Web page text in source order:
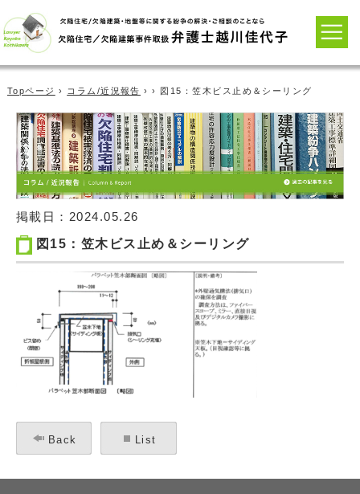
Topページ › コラム/近況報告 › › 図15：笠木ビス止め＆シーリング
掲載日： 2024.05.26
図15：笠木ビス止め＆シーリング
Back List